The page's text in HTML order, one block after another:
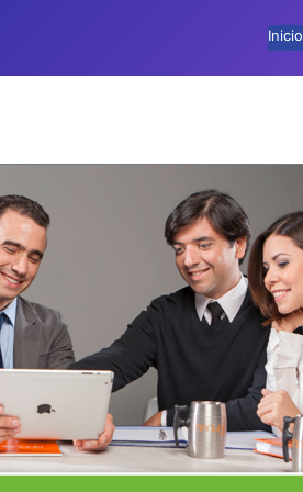
Inicio